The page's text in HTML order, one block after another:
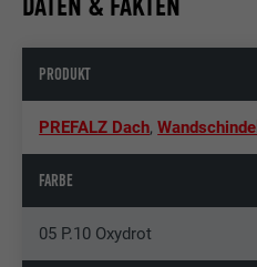
PRODUKT
PREFALZ Dach,Wandschindel
FARBE
05 P.10 Oxydrot